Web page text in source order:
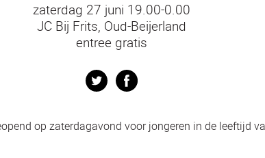
zaterdag 27 juni 19.00-0.00
JC Bij Frits, Oud-Beijerland
entree gratis
Twitter
op zaterdagavond voor jongeren in de leeftijd